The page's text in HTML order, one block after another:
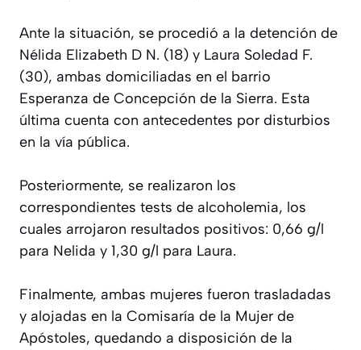
Ante la situación, se procedió a la detención de
Nélida Elizabeth D N. (18) y Laura Soledad F.
(30), ambas domiciliadas en el barrio
Esperanza de Concepción de la Sierra. Esta
última cuenta con antecedentes por disturbios
en la vía pública.
Posteriormente, se realizaron los
correspondientes tests de alcoholemia, los
cuales arrojaron resultados positivos: 0,66 g/l
para Nelida y 1,30 g/l para Laura.
Finalmente, ambas mujeres fueron trasladadas
y alojadas en la Comisaría de la Mujer de
Apóstoles, quedando a disposición de la